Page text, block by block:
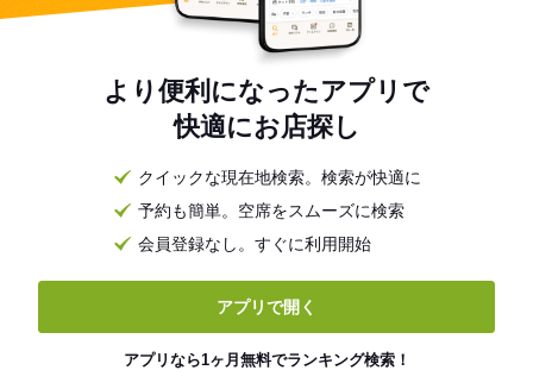
より便利になったアプリで
快適にお店探し
クイックな現在地検索。検索が快適に
予約も簡単。空席をスムーズに検索
会員登録なし。すぐに利用開始
アプリで開く
アプリなら1ヶ月無料でランキング検索！